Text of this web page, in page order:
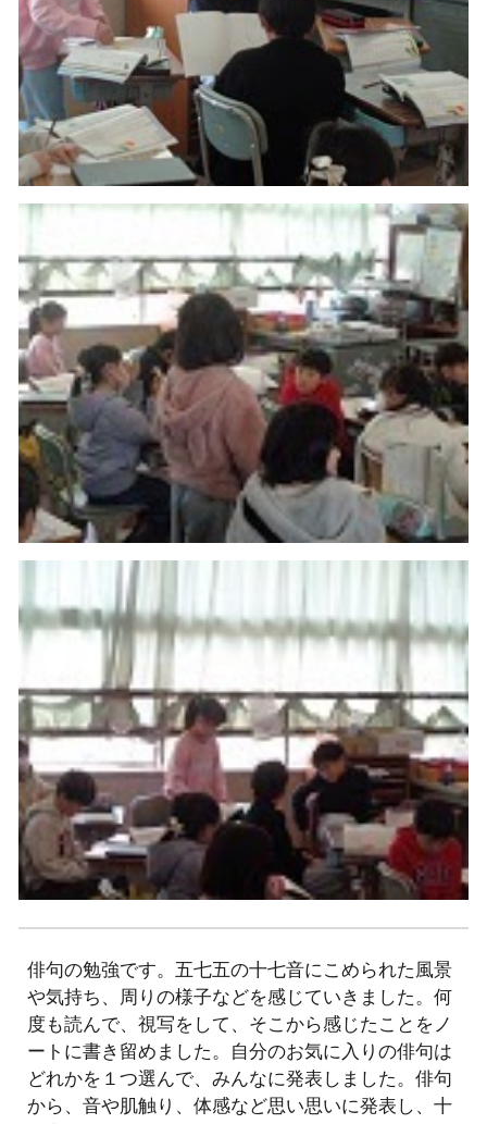
俳句の勉強です。五七五の十七音にこめられた風景
や気持ち、周りの様子などを感じていきました。何
度も読んで、視写をして、そこから感じたことをノ
ートに書き留めました。自分のお気に入りの俳句は
どれかを１つ選んで、みんなに発表しました。俳句
から、音や肌触り、体感など思い思いに発表し、十